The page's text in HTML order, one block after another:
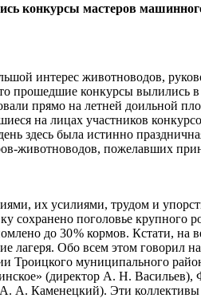
конкурсы мастеров
интерес животноводов,
прошедшие конкурсы
прямо на летней доильной
на лицах участников
здесь была истинно
животноводов, пожелавших
их усилиями, трудом и
поголовье крупного
до 30 % кормов. Кстати, на
лагеря. Обо всем этом говорил
Троицкого муниципального
(директор А. Н. Васильев),
А. Каменецкий). Эти